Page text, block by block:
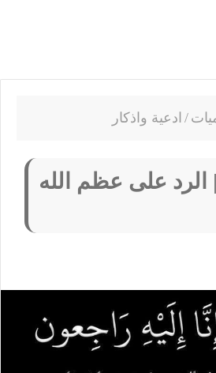
/ ادعية واذكار
الرد على عظم الله